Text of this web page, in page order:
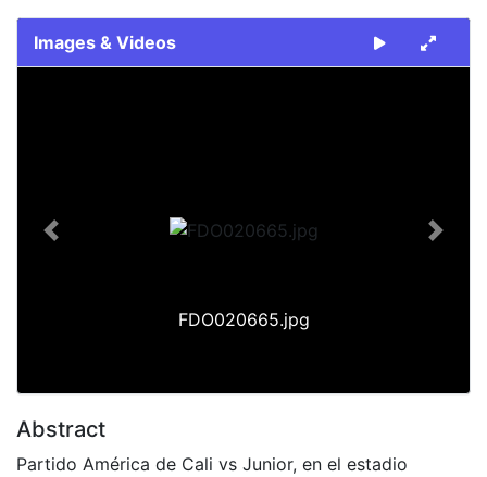
Images & Videos
FDO020665.jpg
Previous Next
Abstract
Partido América de Cali vs Junior, en el estadio